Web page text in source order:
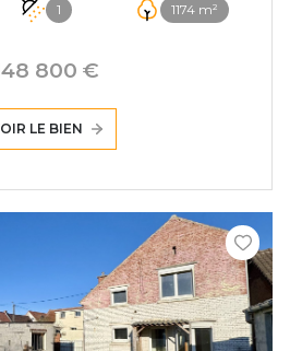
1 1174 m²
800 €
LE BIEN